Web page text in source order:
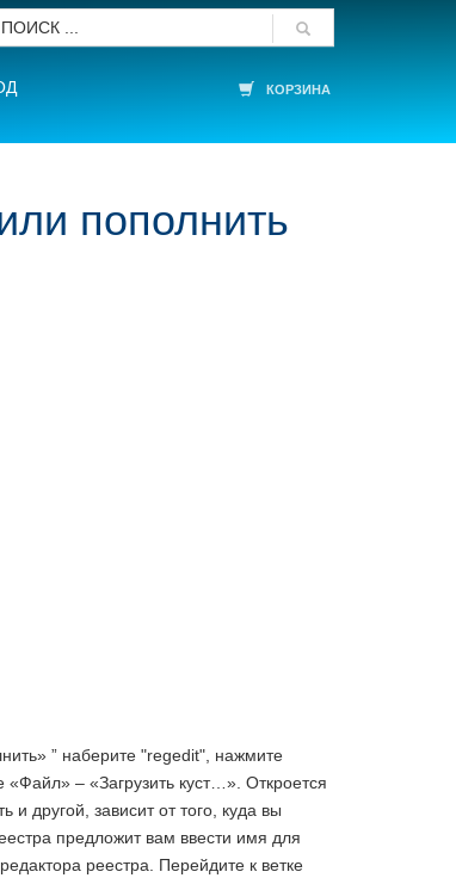
КОРЗИНА
пополнить
” наберите "regedit", нажмите
– «Загрузить куст…». Откроется
другой, зависит от того, куда вы
предложит вам ввести имя для
реестра. Перейдите к ветке